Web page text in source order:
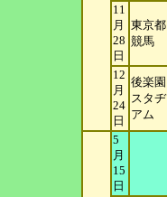
11
月
28
日
東京都
競馬
12
月
24
日
後楽園
スタヂ
アム
5
月
15
日